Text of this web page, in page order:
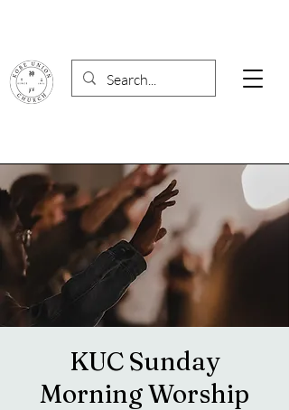
KUC Sunday
Morning Worship